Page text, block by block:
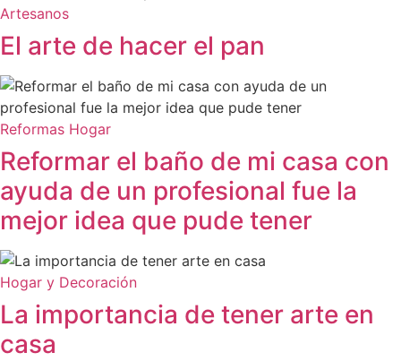
Artesanos
El arte de hacer el pan
Reformas Hogar
Reformar el baño de mi casa con
ayuda de un profesional fue la
mejor idea que pude tener
Hogar y Decoración
La importancia de tener arte en
casa